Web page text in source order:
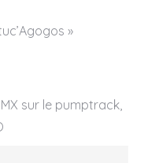
»
sur le pumptrack,